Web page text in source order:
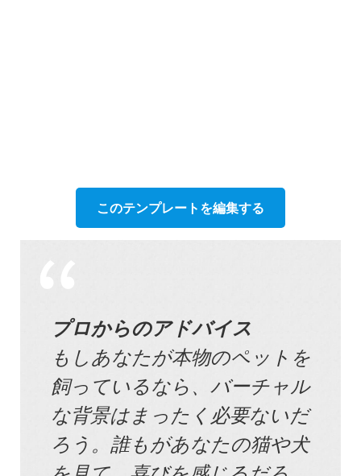
このテンプレートを編集する
プロからのアドバイス
もしあなたが本物のペットを
飼っているなら、バーチャル
な背景はまったく必要ないだ
ろう。誰もがあなたの猫や犬